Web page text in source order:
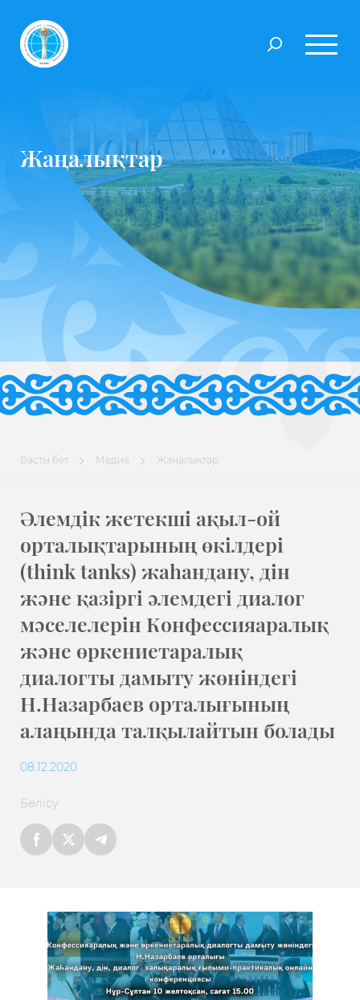
Жаңалықтар
Басты бет Медиа Жаңалықтар
Әлемдік жетекші ақыл-ой
орталықтарының өкілдері
(think tanks) жаһандану, дін
және қазіргі әлемдегі диалог
мәселелерін Конфессияаралық
және өркениетаралық
диалогты дамыту жөніндегі
Н.Назарбаев орталығының
алаңында талқылайтын болады
08.12.2020
Бөлісу